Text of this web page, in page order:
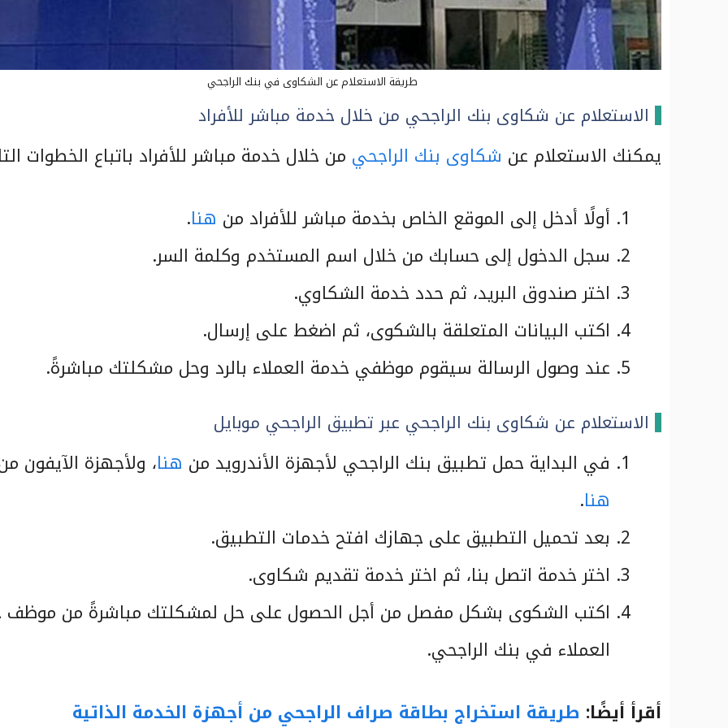
طريقة الاستعلام عن الشكاوى في بنك الراجحي
الاستعلام عن شكاوى بنك الراجحي من خلال خدمة مباشر للأفراد
يمكنك الاستعلام عن شكاوى بنك الراجحي من خلال خدمة مباشر للأفراد باتباع الخطوات
أولًا أدخل إلى الموقع الخاص بخدمة مباشر للأفراد من هنا.
سجل الدخول إلى حسابك من خلال اسم المستخدم وكلمة السر.
اختر صندوق البريد، ثم حدد خدمة الشكاوي.
اكتب البيانات المتعلقة بالشكوى، ثم اضغط على إرسال.
عند وصول الرسالة سيقوم موظفي خدمة العملاء بالرد وحل مشكلتك مباشرةً.
الاستعلام عن شكاوى بنك الراجحي عبر تطبيق الراجحي موبايل
في البداية حمل تطبيق بنك الراجحي لأجهزة الأندرويد من هنا، ولأجهزة الآيفون
هنا.
بعد تحميل التطبيق على جهازك افتح خدمات التطبيق.
اختر خدمة اتصل بنا، ثم اختر خدمة تقديم شكاوى.
اكتب الشكوى بشكل مفصل من أجل الحصول على حل لمشكلتك مباشرةً من موظف
العملاء في بنك الراجحي.
أقرأ أيضًا: طريقة استخراج بطاقة صراف الراجحي من أجهزة الخدمة الذاتية